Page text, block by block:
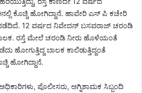
ಕೊಚ್ಚಿ ಹೋಗಿದ್ದಾನೆ. ಹಾವೇರಿ ಎಸ್ ಪಿ ಕಚೇರಿ
12 ವರ್ಷದ ನಿವೇದನ್ ಬಸವರಾಜ್ ಚರಂಡಿ
ರಸ್ತೆ ಮೇಲೆ ಚರಂಡಿ ನೀರು ಹೊಳೆಯಂತೆ
ಹೋಗುತ್ತಿದ್ದ ಬಾಲಕ ಕಾಲಿಡುತ್ತಿದ್ದಂತೆ
ಹೋಗಿದ್ದಾನೆ.
ಪೊಲೀಸರು, ಅಗ್ನಿಶಾಮಕ ಸಿಬ್ಬಂದಿ